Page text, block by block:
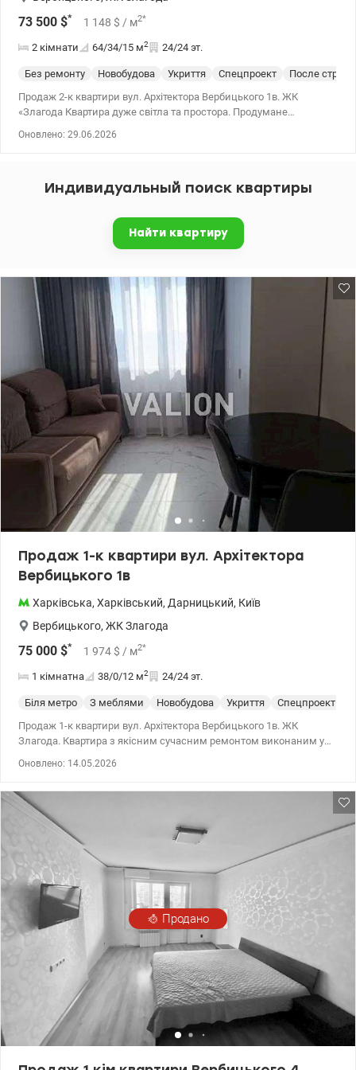
73 500 $* 1 148 $ / м2*
2 кімнати 64/34/15 м2 24/24 эт.
Без ремонту Новобудова Укриття Спецпроект
После
Продаж 2-к квартири вул. Архітектора Вербицького 1в. ЖК
«Злагода Квартира дуже світла та простора. Продумане
Оновлено: 29.06.2026
Индивидуальный поиск квартиры
Найти квартиру
Продаж 1-к квартири вул. Архітектора
Вербицького 1в
Харківська, Харківський, Дарницький, Київ
Вербицького, ЖК Злагода
75 000 $* 1 974 $ / м2*
1 кімнатна 38/0/12 м2 24/24 эт.
Біля метро З меблями Новобудова Укриття Спецпроект
Продаж 1-к квартири вул. Архітектора Вербицького 1в. ЖК
Злагода. Квартира з якісним сучасним ремонтом виконаним у
відчуття простору та комфорту. Будинок оснащений системою
альтернативного електропостачання під час відключень
стабільно працюють ліфти та забезпечується водопостачання
на всіх поверхах. Зручна локація поруч метро Харківська
магазини торгові центри школи дитячі садки все необхідне для
комфортного життя в пішій доступності . 044 200 10 80
valion.ua/1148552
Оновлено: 14.05.2026
Продано